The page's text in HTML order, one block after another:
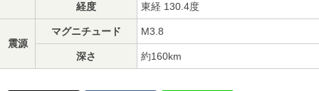
経度 東経 130.4度
震源
マグニチュード M3.8
深さ 約160km